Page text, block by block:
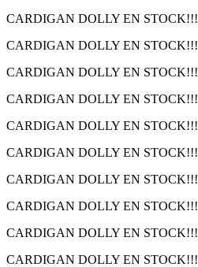
CARDIGAN DOLLY EN STOCK!!!
CARDIGAN DOLLY EN STOCK!!!
CARDIGAN DOLLY EN STOCK!!!
CARDIGAN DOLLY EN STOCK!!!
CARDIGAN DOLLY EN STOCK!!!
CARDIGAN DOLLY EN STOCK!!!
CARDIGAN DOLLY EN STOCK!!!
CARDIGAN DOLLY EN STOCK!!!
CARDIGAN DOLLY EN STOCK!!!
CARDIGAN DOLLY EN STOCK!!!